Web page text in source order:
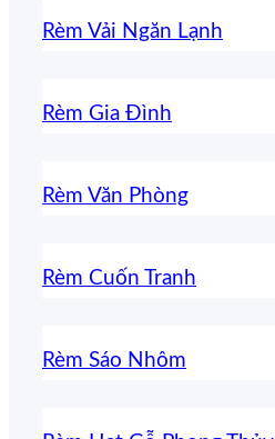
Rèm Vải Ngăn Lạnh
Rèm Gia Đình
Rèm Văn Phòng
Rèm Cuốn Tranh
Rèm Sáo Nhôm